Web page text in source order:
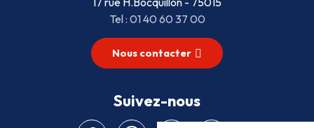
Tel : 01 40 60 37 00
Nous contacter
Suivez-nous